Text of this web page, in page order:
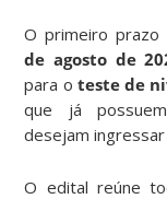
O primeiro prazo
de agosto de
para o teste de
que já
desejam ingressar
O edital reúne